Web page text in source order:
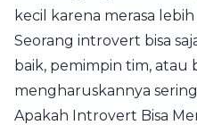
kecil karena merasa
Seorang introvert bisa
baik, pemimpin tim, atau
mengharuskannya
Apakah Introvert Bisa